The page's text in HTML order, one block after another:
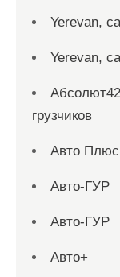
Yerevan,
Yerevan,
грузчиков
Авто
Авто-ГУР
Авто-ГУР
Авто+